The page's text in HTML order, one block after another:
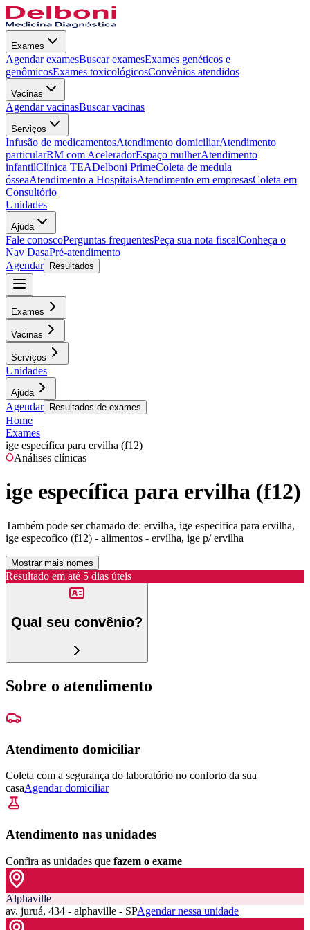
Exames
Agendar examesBuscar examesExames genéticos e
genômicosExames toxicológicosConvênios atendidos
Vacinas
Agendar vacinasBuscar vacinas
Serviços
Infusão de medicamentosAtendimento domiciliarAtendimento
particularRM com AceleradorEspaço mulherAtendimento
infantilClínica TEADelboni PrimeColeta de medula
ósseaAtendimento a HospitaisAtendimento em empresasColeta em
Consultório
Unidades
Ajuda
Fale conoscoPerguntas frequentesPeça sua nota fiscalConheça o
Nav DasaPré-atendimento
Agendar
Resultados
Exames
Vacinas
Serviços
Unidades
Ajuda
Agendar Resultados de exames
Home
Exames
ige específica para ervilha (f12)
Análises clínicas
ige específica para ervilha (f12)
Também pode ser chamado de: ervilha, ige especifica para ervilha,
ige especofico (f12) - alimentos - ervilha, ige p/ ervilha
Mostrar mais nomes
Resultado em até 5 dias úteis
Qual seu convênio?
Sobre o atendimento
Atendimento domiciliar
Coleta com a segurança do laboratório no conforto da sua
casaAgendar domiciliar
Atendimento nas unidades
Confira as unidades que fazem o exame
Alphaville
av. juruá, 434 - alphaville - SPAgendar nessa unidade